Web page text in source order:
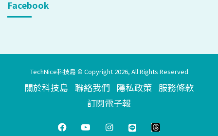
Facebook
TechNice科技島 © Copyright 2026, All Rights Reserved
關於科技島 聯絡我們 隱私政策 服務條款
訂閱電子報